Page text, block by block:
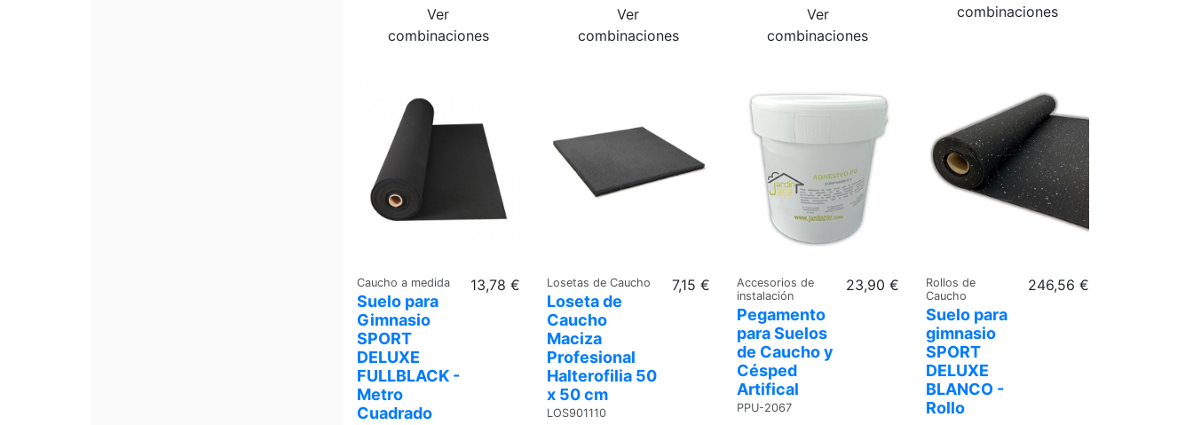
Ver
combinaciones
Ver
combinaciones
Ver
combinaciones
combinaciones
Caucho a medida
Suelo para
Gimnasio
SPORT
DELUXE
FULLBLACK -
Metro
Cuadrado
13,78 € Losetas de Caucho
Loseta de
Caucho
Maciza
Profesional
Halterofilia 50
x 50 cm
LOS901110
7,15 €
Accesorios de
instalación
Pegamento
para Suelos
de Caucho y
Césped
Artifical
PPU-2067
23,90 €
Rollos de
Caucho
Suelo para
gimnasio
SPORT
DELUXE
BLANCO -
Rollo
246,56 €